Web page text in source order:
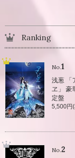
Ranking
No.1
浅葱 「
ヱ」 豪
定盤
5,500円
No.2